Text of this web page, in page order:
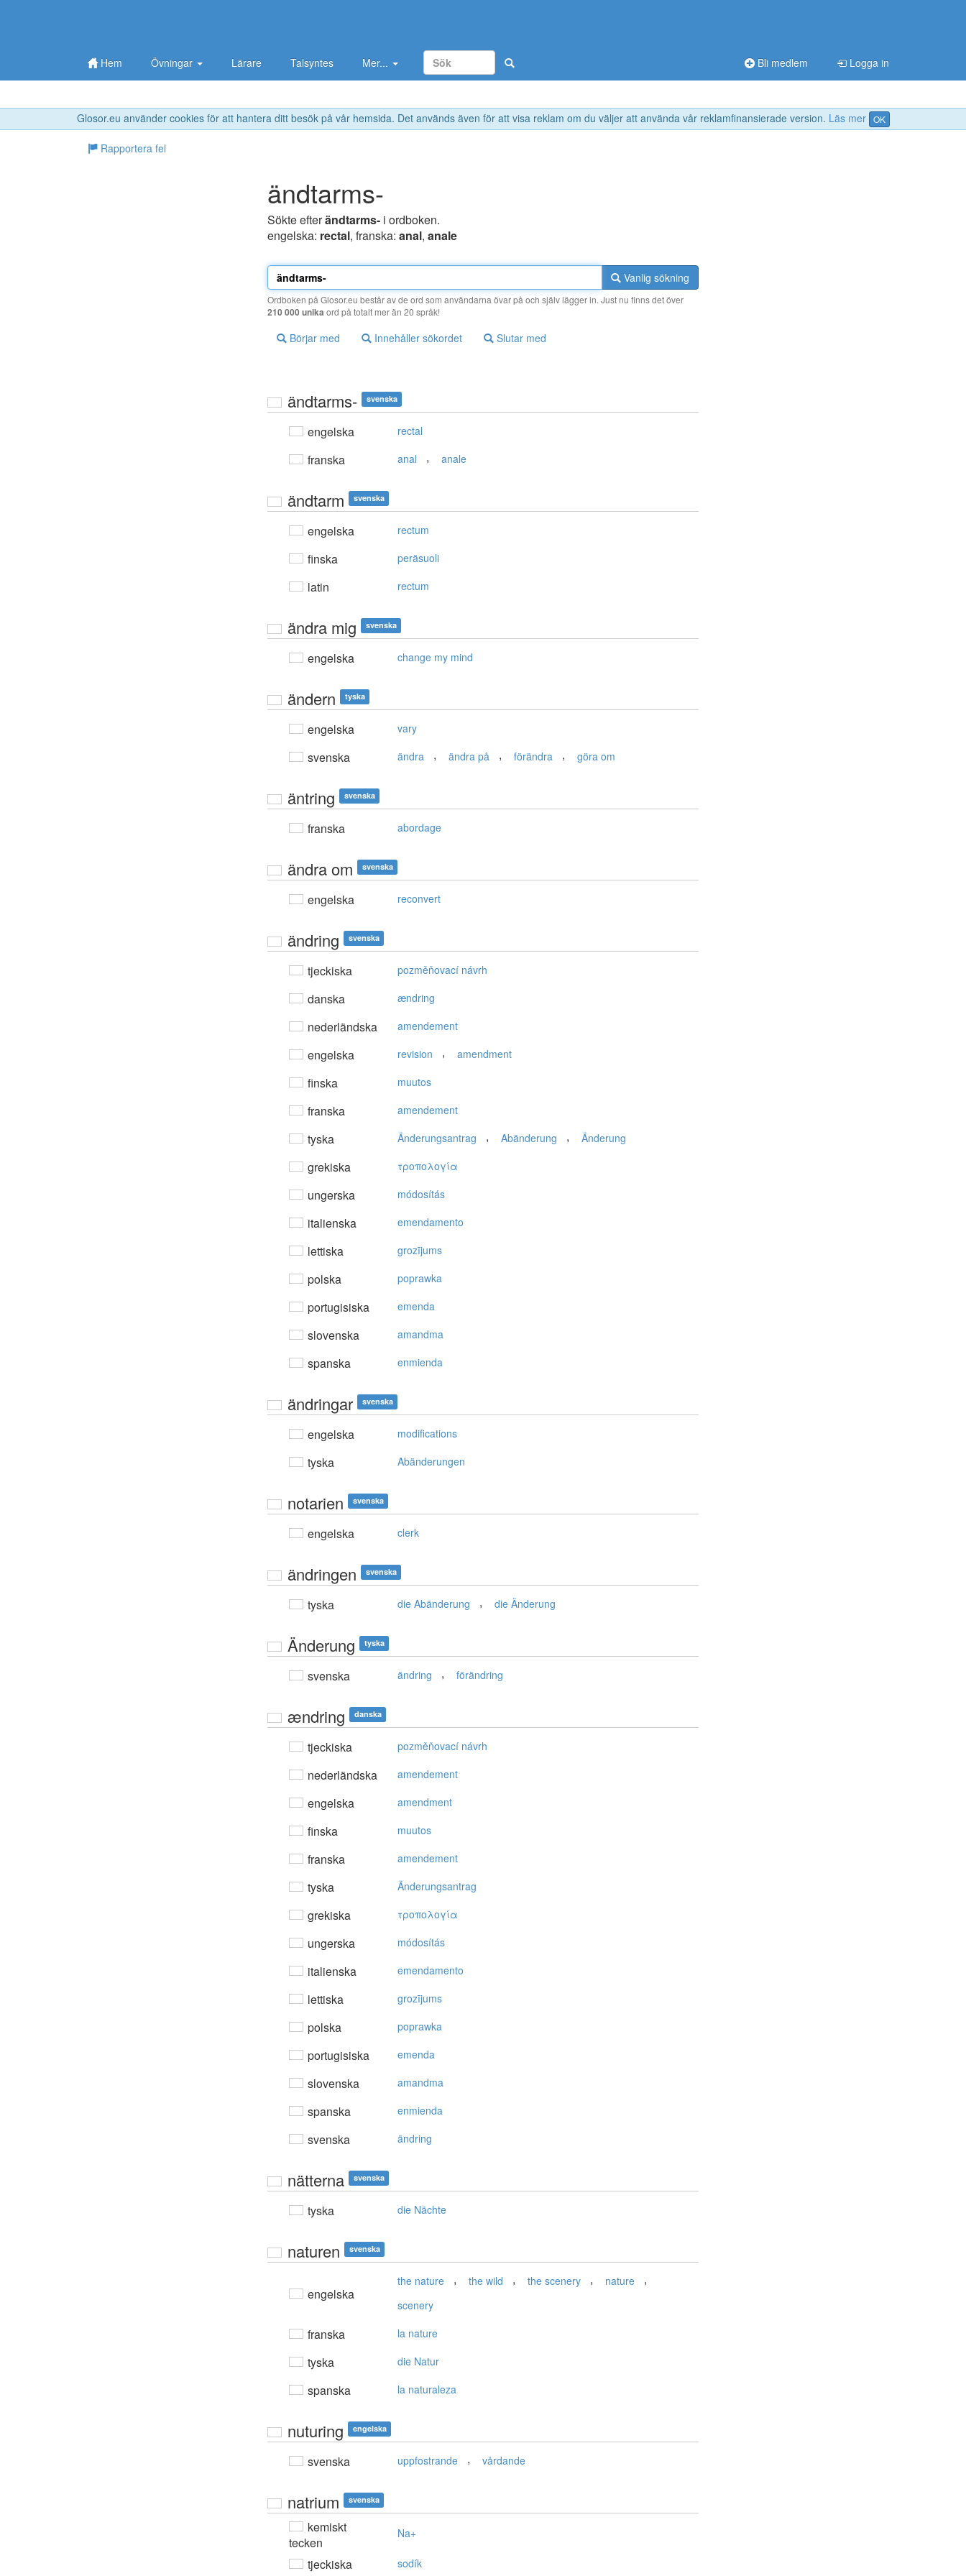
Glosor.eu använder cookies för att hantera ditt besök på vår hemsida. Det används även för att visa reklam om du väljer att använda vår reklamfinansierade version. Läs mer OK
Hem Övningar Lärare Talsyntes Mer... Bli medlem Logga in
Rapportera fel
ändtarms-
Sökte efterändtarms- i ordboken.
engelska: rectal, franska: anal, anale
Vanlig sökning
Ordboken på Glosor.eu består av de ord som användarna övar på och själv lägger in. Just nu finns det över
210 000 unika ord på totalt mer än 20 språk!
Börjar med Innehåller sökordet Slutar med
ändtarms- svenska
engelska rectal
franska anal , anale
ändtarm svenska
engelska rectum
finska peräsuoli
latin rectum
ändra mig svenska
engelska change my mind
ändern tyska
engelska vary
svenska ändra , ändra på , förändra , göra om
äntring svenska
franska abordage
ändra om svenska
engelska reconvert
ändring svenska
tjeckiska pozměňovací návrh
danska ændring
nederländska amendement
engelska revision , amendment
finska muutos
franska amendement
tyska Änderungsantrag , Abänderung , Änderung
grekiska τρoπoλoγία
ungerska módosítás
italienska emendamento
lettiska grozījums
polska poprawka
portugisiska emenda
slovenska amandma
spanska enmienda
ändringar svenska
engelska modifications
tyska Abänderungen
notarien svenska
engelska clerk
ändringen svenska
tyska die Abänderung , die Änderung
Änderung tyska
svenska ändring , förändring
ændring danska
tjeckiska pozměňovací návrh
nederländska amendement
engelska amendment
finska muutos
franska amendement
tyska Änderungsantrag
grekiska τρoπoλoγία
ungerska módosítás
italienska emendamento
lettiska grozījums
polska poprawka
portugisiska emenda
slovenska amandma
spanska enmienda
svenska ändring
nätterna svenska
tyska die Nächte
naturen svenska
engelska
the nature , the wild , the scenery , nature ,
scenery
franska la nature
tyska die Natur
spanska la naturaleza
nuturing engelska
svenska uppfostrande , vårdande
natrium svenska
kemiskt
tecken
Na+
tjeckiska sodík